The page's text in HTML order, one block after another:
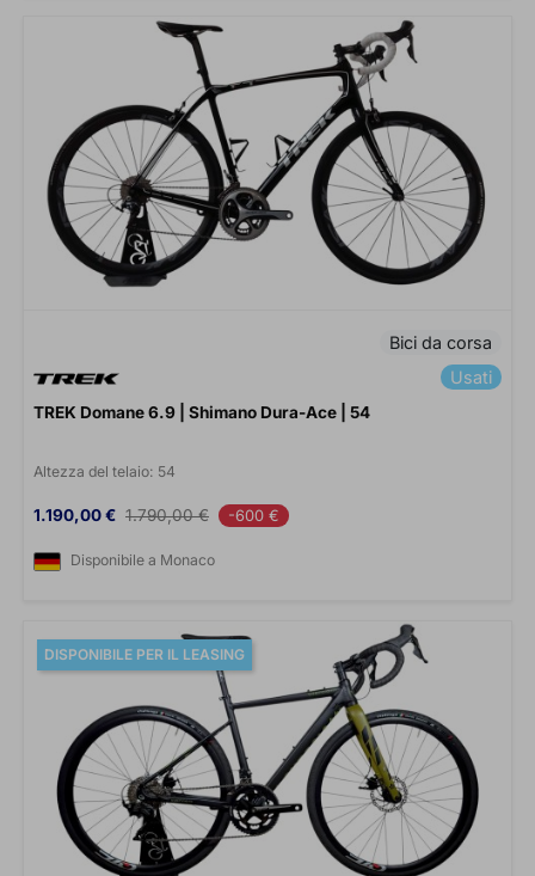
Bici da corsa
Usati
TREK Domane 6.9 | Shimano Dura-Ace | 54
Altezza del telaio: 54
Prezzo
1.190,00 € Prezzo base
1.790,00 € -600 €
Disponibile a Monaco
DISPONIBILE PER IL LEASING